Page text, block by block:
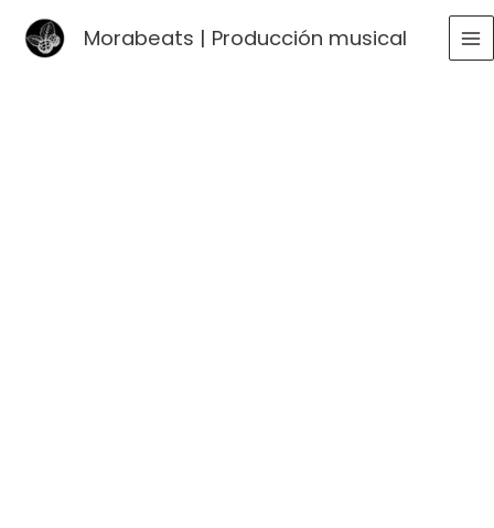
Morabeats | Producción musical